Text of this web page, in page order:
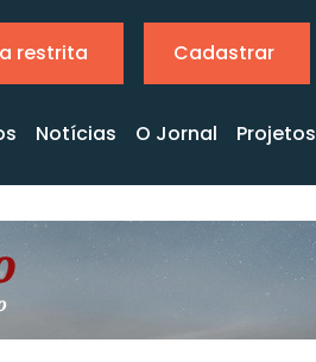
restrita Cadastrar
Notícias O Jornal Projetos